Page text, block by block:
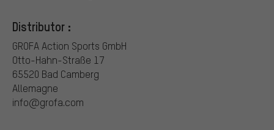
Distributor :
GROFA Action Sports GmbH
Otto-Hahn-Straße 17
65520 Bad Camberg
Allemagne
info@grofa.com